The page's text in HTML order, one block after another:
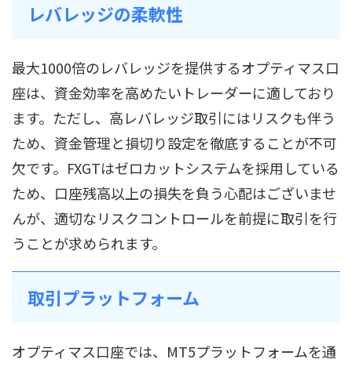
レバレッジの柔軟性
最大1000倍のレバレッジを提供するオプティマス口
座は、資金効率を高めたいトレーダーに適しており
ます。ただし、高レバレッジ取引にはリスクも伴う
ため、資金管理と損切り設定を徹底することが不可
欠です。FXGTはゼロカットシステムを採用している
ため、口座残高以上の損失を負う心配はございませ
んが、適切なリスクコントロールを前提に取引を行
うことが求められます。
取引プラットフォーム
オプティマス口座では、MT5プラットフォームを通